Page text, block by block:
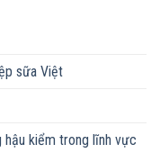
sữa Việt
kiểm trong lĩnh vực